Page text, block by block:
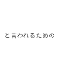
と言われるための